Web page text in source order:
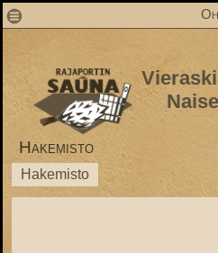
1
Hakemisto
Hakemisto